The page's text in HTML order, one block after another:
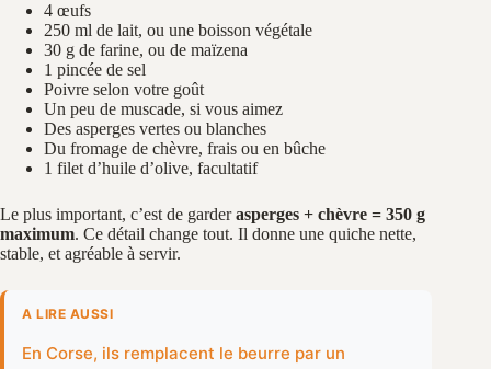
4 œufs
250 ml de lait, ou une boisson végétale
30 g de farine, ou de maïzena
1 pincée de sel
Poivre selon votre goût
Un peu de muscade, si vous aimez
Des asperges vertes ou blanches
Du fromage de chèvre, frais ou en bûche
1 filet d’huile d’olive, facultatif
Le plus important, c’est de garderasperges + chèvre = 350 g
maximum. Ce détail change tout. Il donne une quiche nette,
stable, et agréable à servir.
A LIRE AUSSI
En Corse, ils remplacent le beurre par un